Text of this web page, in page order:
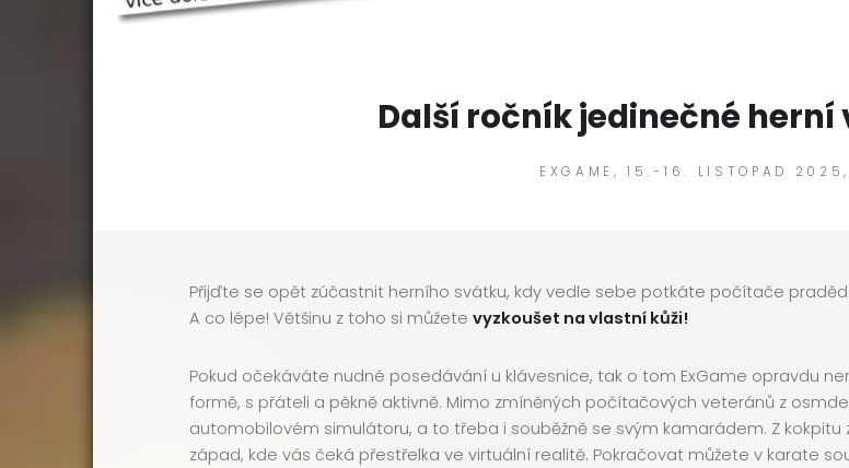
Další ročník jedinečné herní
EXGAME, 15.-16. LISTOPAD 2025,
Přijďte se opět zúčastnit herního svátku, kdy vedle sebe potkáte počítače
A co lépe! Většinu z toho si můžetevyzkoušet na vlastní kůži!
Pokud očekáváte nudné posedávání u klávesnice, tak o tom ExGame opravdu
formě, s přáteli a pěkně aktivně. Mimo zmíněných počítačových veteránů z
automobilovém simulátoru, a to třeba i souběžně se svým kamarádem. Z
západ, kde vás čeká přestřelka ve virtuální realitě. Pokračovat můžete v karate